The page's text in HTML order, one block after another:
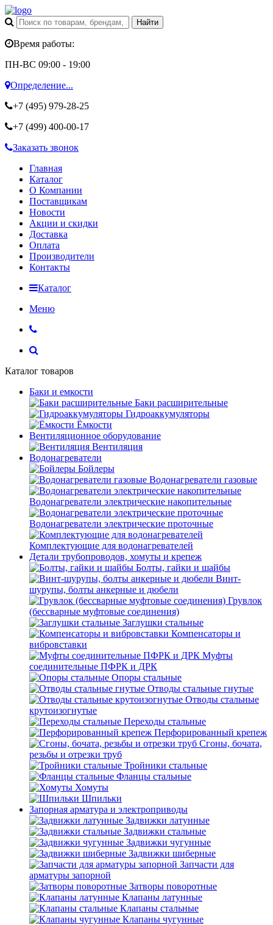
Время работы:
ПН-ВС 09:00 - 19:00
Определение...
+7 (495) 979-28-25
+7 (499) 400-00-17
Заказать звонок
Главная
Каталог
О Компании
Поставщикам
Новости
Акции и скидки
Доставка
Оплата
Производители
Контакты
Каталог
Меню
Каталог товаров
Баки и емкости
Баки расширительные
Гидроаккумуляторы
Ёмкости
Вентиляционное оборудование
Вентиляция
Водонагреватели
Бойлеры
Водонагреватели газовые
Водонагреватели электрические накопительные
Водонагреватели электрические проточные
Комплектующие для водонагревателей
Детали трубопроводов, хомуты и крепеж
Болты, гайки и шайбы
Винт-
шурупы, болты анкерные и дюбели
Грувлок
(бессварные муфтовые соединения)
Заглушки стальные
Компенсаторы и
вибровставки
Муфты
соединительные ПФРК и ДРК
Опоры стальные
Отводы стальные гнутые
Отводы стальные
крутоизогнутые
Переходы стальные
Перфорированный крепеж
Сгоны, бочата,
резьбы и отрезки труб
Тройники стальные
Фланцы стальные
Хомуты
Шпильки
Запорная арматура и электроприводы
Задвижки латунные
Задвижки стальные
Задвижки чугунные
Задвижки шиберные
Запчасти для
арматуры запорной
Затворы поворотные
Клапаны латунные
Клапаны стальные
Клапаны чугунные